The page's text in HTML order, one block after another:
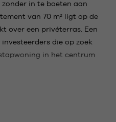
in te boeten aan
van 70 m² ligt op de
over een privéterras. Een
die op zoek
in het centrum